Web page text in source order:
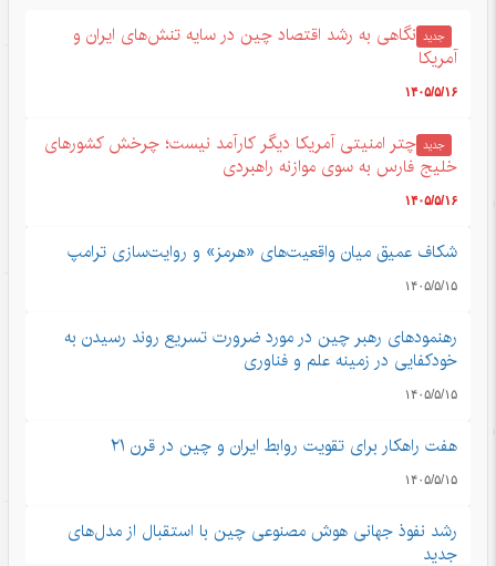
جدید نگاهی به رشد اقتصاد چین در سایه تنش‌های ایران و
آمریکا
۱۴۰۵/۵/۱۶
جدید چتر امنیتی آمریکا دیگر کارآمد نیست؛ چرخش کشورهای
خلیج فارس به سوی موازنه راهبردی
۱۴۰۵/۵/۱۶
شکاف عمیق میان واقعیت‌های «هرمز» و روایت‌سازی ترامپ
۱۴۰۵/۵/۱۵
رهنمودهای رهبر چین در مورد ضرورت تسریع روند رسیدن به
خودکفایی در زمینه علم و فناوری
۱۴۰۵/۵/۱۵
هفت راهکار برای تقویت روابط ایران و چین در قرن ۲۱
۱۴۰۵/۵/۱۵
رشد نفوذ جهانی هوش مصنوعی چین با استقبال از مدل‌های
جدید